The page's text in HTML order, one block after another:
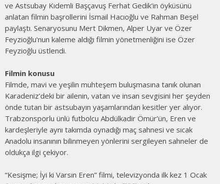
ve Astsubay Kıdemli Başçavuş Ferhat Gedik'in öyküsünü
anlatan filmin başrollerini İsmail Hacıoğlu ve Rahman Beşel
paylaştı. Senaryosunu Mert Dikmen, Alper Uyar ve Özer
Feyzioğlu'nun kaleme aldığı filmin yönetmenliğini ise Özer
Feyzioğlu üstlendi.
Filmin konusu
Filmde, mavi ve yeşilin muhteşem buluşmasına tanık olunan
Karadeniz’deki bir ailenin, vatan ve insan sevgisini her şeyden
önde tutan bir astsubayın yaşamlarından kesitler yer alıyor.
Trabzonsporlu ünlü futbolcu Abdülkadir Ömür’ün, Eren ve
kardeşleriyle aynı takımda oynadığı maç sahnesi ve sıcak
Anadolu insanının bilinmeyen yönlerini sergileyen sahneler de
oldukça ilgi çekiyor.
“Kesişme; İyi ki Varsın Eren” filmi, televizyonda ilk kez 1 Ocak